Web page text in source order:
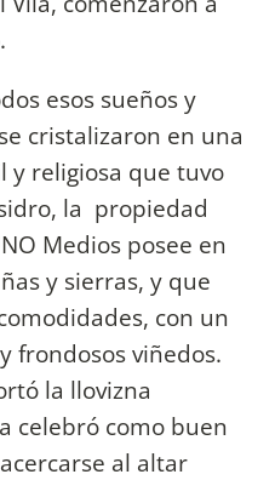
esos sueños y
cristalizaron en una
y religiosa que tuvo
la propiedad
Medios posee en
y sierras, y que
con un
frondosos viñedos.
la llovizna
celebró como buen
al altar